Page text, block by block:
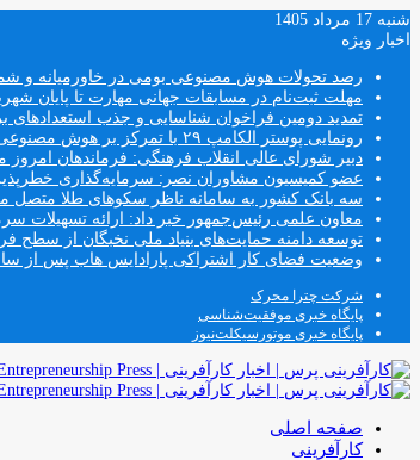
شنبه 17 مرداد 1405
اخبار ویژه
رصد تحولات هوش مصنوعی بومی در خاورمیانه و
مهلت ثبت‌نام در مسابقات جهانی مهارت تا پایان شهریور 1405
تمدید دومین فراخوان شناسایی و جذب
رونمایی پوستر الکامپ ۲۹ با تمرکز بر هوش مصنوعی و امنیت دیجیتال
دبیر شورای عالی انقلاب فرهنگی: فرماندهان
عضو کمیسیون مشاوران نصر: سرمایه‌گذاری
سه بانک کشور به سامانه ناظر سکوهای طلا متصل
معاون علمی رئیس‌جمهور خبر داد: ارائه تسهیلات سرمایه در گردش تا
توسعه دامنه حمایت‌های بنیاد ملی نخبگان از
وضعیت فضای کار اشتراکی پارادایس هاب پس از
شرکت چترا محرک
پایگاه خبری موفقیت‌شناسی
پایگاه خبری موتورسیکلت‌نیوز
صفحه اصلی
کارآفرینی